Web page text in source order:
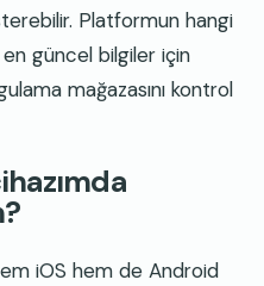
Platformun hangi
en güncel bilgiler için
mağazasını kontrol
iOS hem de Android